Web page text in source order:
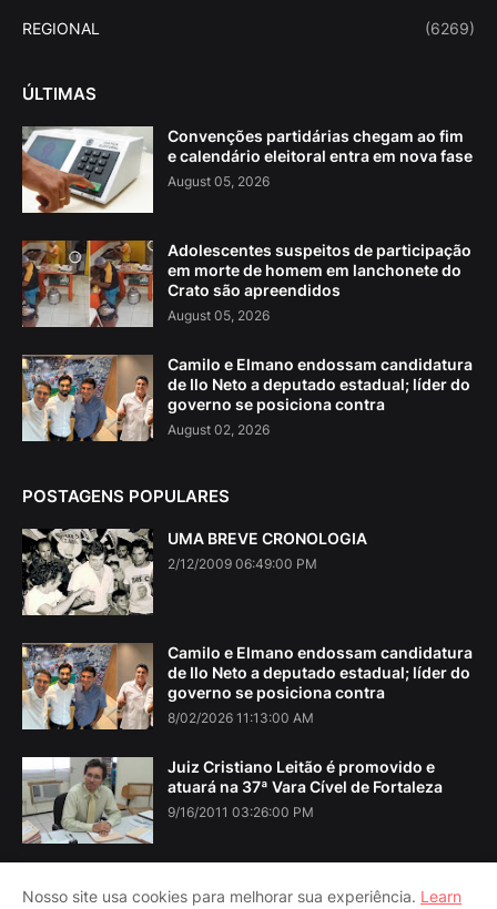
REGIONAL (6269)
ÚLTIMAS
Convenções partidárias chegam ao fim
e calendário eleitoral entra em nova fase
August 05, 2026
Adolescentes suspeitos de participação
em morte de homem em lanchonete do
Crato são apreendidos
August 05, 2026
Camilo e Elmano endossam candidatura
de Ilo Neto a deputado estadual; líder do
governo se posiciona contra
August 02, 2026
POSTAGENS POPULARES
UMA BREVE CRONOLOGIA
2/12/2009 06:49:00 PM
Camilo e Elmano endossam candidatura
de Ilo Neto a deputado estadual; líder do
governo se posiciona contra
8/02/2026 11:13:00 AM
Juiz Cristiano Leitão é promovido e
atuará na 37ª Vara Cível de Fortaleza
9/16/2011 03:26:00 PM
Nosso site usa cookies para melhorar sua experiência. Learn